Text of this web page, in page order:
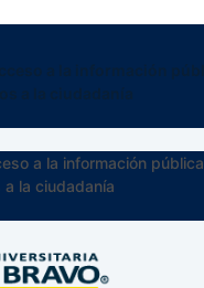
a la información pública
la ciudadanía